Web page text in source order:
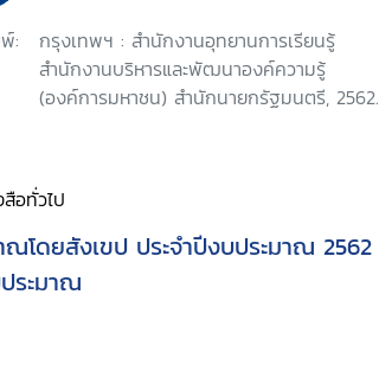
:
กรุงเทพฯ : สำนักงานอุทยานการเรียนรู้
สำนักงานบริหารและพัฒนาองค์ความรู้
(องค์การมหาชน) สำนักนายกรัฐมนตรี, 2562.
อทั่วไป
ณโดยสังเขป ประจำปีงบประมาณ 2562
ระมาณ